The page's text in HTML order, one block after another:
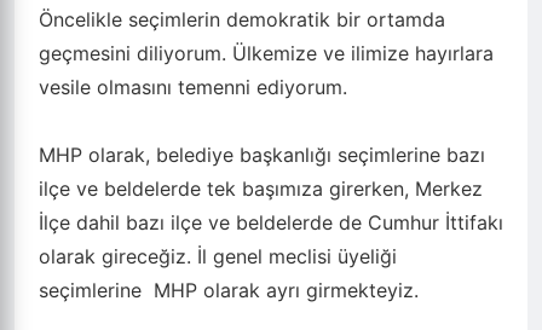
Öncelikle seçimlerin demokratik bir ortamda
geçmesini diliyorum. Ülkemize ve ilimize hayırlara
vesile olmasını temenni ediyorum.
MHP olarak, belediye başkanlığı seçimlerine bazı
ilçe ve beldelerde tek başımıza girerken, Merkez
İlçe dahil bazı ilçe ve beldelerde de Cumhur İttifakı
olarak gireceğiz. İl genel meclisi üyeliği
seçimlerine MHP olarak ayrı girmekteyiz.